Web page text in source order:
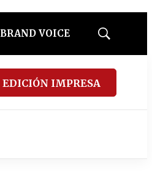
BRAND VOICE
Mostrar
EDICIÓN IMPRESA